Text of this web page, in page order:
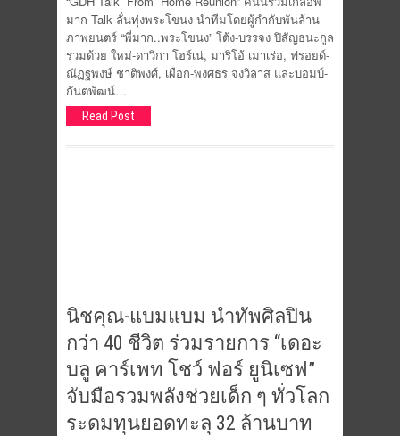
มาก Talk ลั่นทุ่งพระโขนง นำทีมโดยผู้กำกับพันล้าน
ภาพยนตร์ “พี่มาก..พระโขนง” โต้ง-บรรจง ปิสัญธนะกูล
ร่วมด้วย ใหม่-ดาวิกา โฮร์เน่, มาริโอ้ เมาเร่อ, ฟรอยด์-
ณัฏฐพงษ์ ชาติพงศ์, เผือก-พงศธร จงวิลาส และบอมบ์-
กันตพัฒน์…
Read Post
นิชคุณ-แบมแบม นำทัพศิลปิน
กว่า 40 ชีวิต ร่วมรายการ “เดอะ
บลู คาร์เพท โชว์ ฟอร์ ยูนิเซฟ”
จับมือรวมพลังช่วยเด็ก ๆ ทั่วโลก
ระดมทุนยอดทะลุ 32 ล้านบาท